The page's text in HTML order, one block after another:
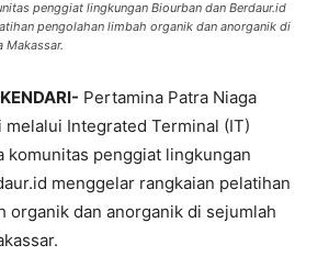
penggiat lingkungan Biourban dan Berdaur.id
pengolahan limbah organik dan anorganik di
Makassar.
Pertamina Patra Niaga
melalui Integrated Terminal (IT)
komunitas penggiat lingkungan
menggelar rangkaian pelatihan
organik dan anorganik di sejumlah